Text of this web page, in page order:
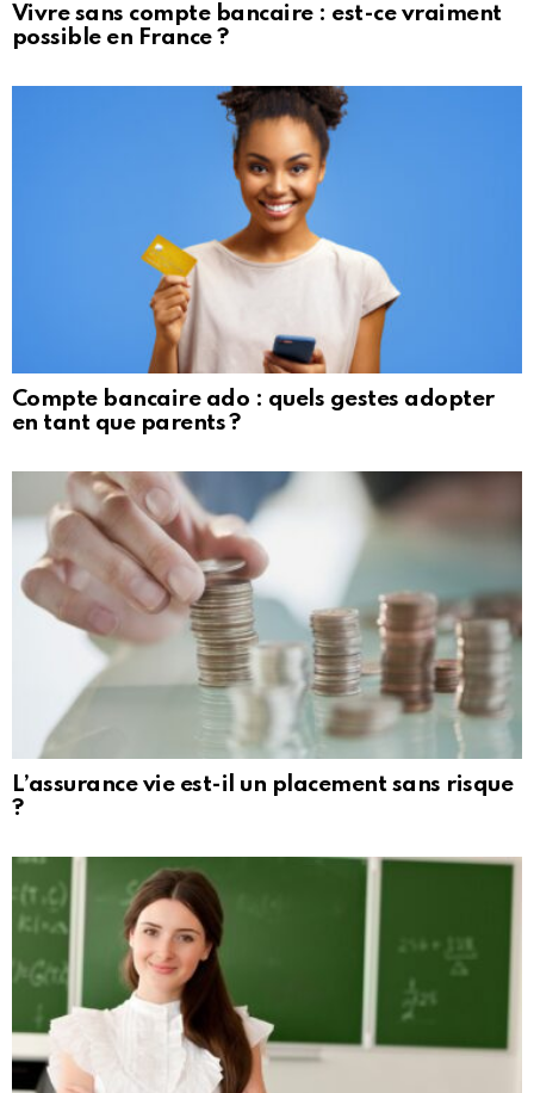
Vivre sans compte bancaire : est-ce vraiment
possible en France ?
Compte bancaire ado : quels gestes adopter
en tant que parents ?
L’assurance vie est-il un placement sans risque
?